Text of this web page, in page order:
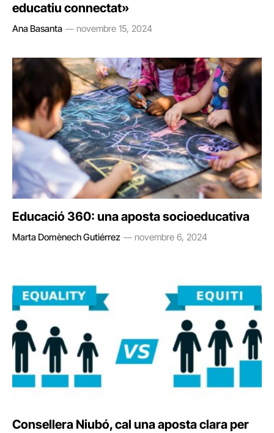
educatiu connectat»
Ana Basanta novembre 15, 2024
Educació 360: una aposta socioeducativa
Marta Domènech Gutiérrez novembre 6, 2024
Consellera Niubó, cal una aposta clara per